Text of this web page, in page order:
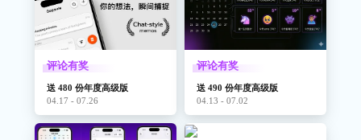
评论有奖
送 480 份年度高级版
04.17 - 07.26
评论有奖
送 490 份年度高级版
04.13 - 07.02